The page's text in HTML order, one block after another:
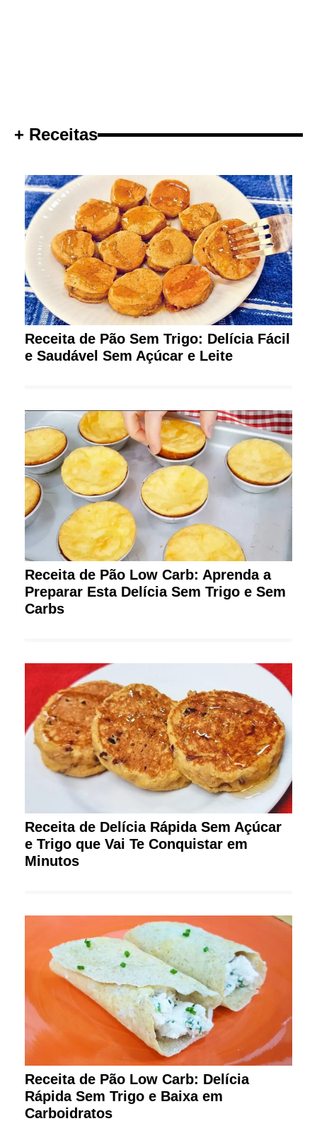
+ Receitas
Receita de Pão Sem Trigo: Delícia Fácil
e Saudável Sem Açúcar e Leite
Receita de Pão Low Carb: Aprenda a
Preparar Esta Delícia Sem Trigo e Sem
Carbs
Receita de Delícia Rápida Sem Açúcar
e Trigo que Vai Te Conquistar em
Minutos
Receita de Pão Low Carb: Delícia
Rápida Sem Trigo e Baixa em
Carboidratos